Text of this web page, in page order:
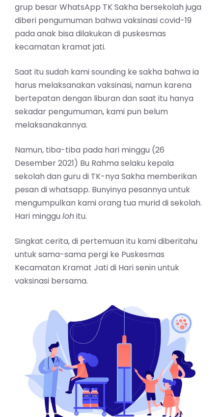
grup besar WhatsApp TK Sakha bersekolah juga
diberi pengumuman bahwa vaksinasi covid-19
pada anak bisa dilakukan di puskesmas
kecamatan kramat jati.
Saat itu sudah kami sounding ke sakha bahwa ia
harus melaksanakan vaksinasi, namun karena
bertepatan dengan liburan dan saat itu hanya
sekadar pengumuman, kami pun belum
melaksanakannya.
Namun, tiba-tiba pada hari minggu (26
Desember 2021) Bu Rahma selaku kepala
sekolah dan guru di TK-nya Sakha memberikan
pesan di whatsapp. Bunyinya pesannya untuk
mengumpulkan kami orang tua murid di sekolah.
Hari minggu lohitu.
Singkat cerita, di pertemuan itu kami diberitahu
untuk sama-sama pergi ke Puskesmas
Kecamatan Kramat Jati di Hari senin untuk
vaksinasi bersama.